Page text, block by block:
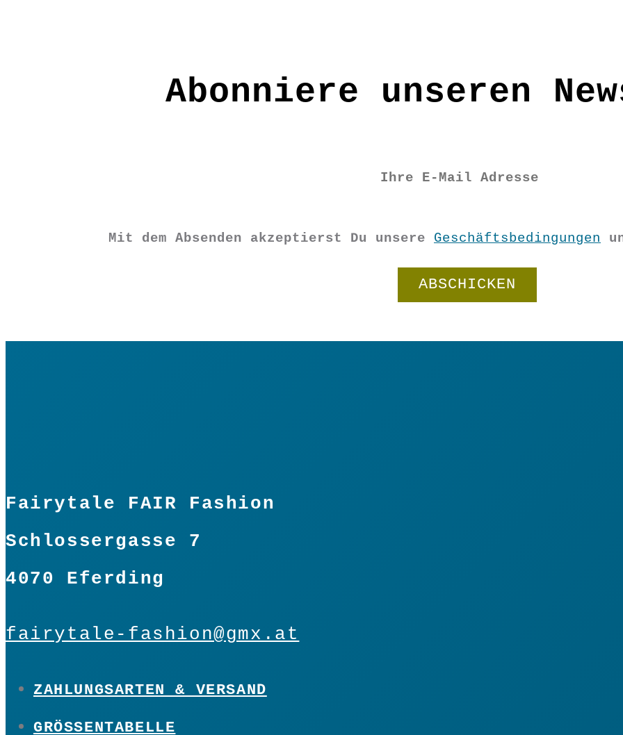
Abonniere unseren
Mit dem Absenden akzeptierst Du unsere Geschäftsbedingungen
Fairytale FAIR Fashion
Schlossergasse 7
4070 Eferding
fairytale-fashion@gmx.at
ZAHLUNGSARTEN & VERSAND
GRÖSSENTABELLE